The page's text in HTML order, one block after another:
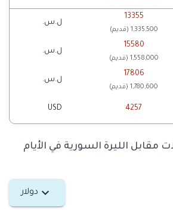
13355
(قديم) 1,335,500
ل.س.
15580
(قديم) 1,558,000
ل.س.
17806
(قديم) 1,780,600
ل.س.
4257
USD
الليرة السورية في الأيام
دولار